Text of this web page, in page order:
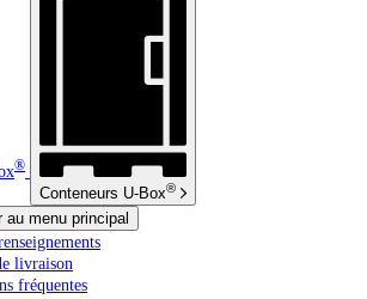
®
Conteneurs U-Box®
au menu principal
livraison
fréquentes